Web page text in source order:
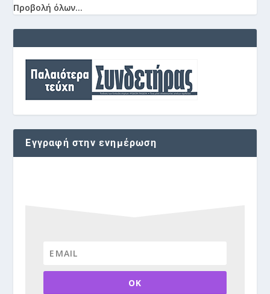
Προβολή όλων...
Εγγραφή στην ενημέρωση
OK